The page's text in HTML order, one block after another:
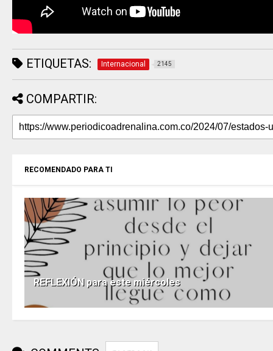
ETIQUETAS: Internacional 2145
COMPARTIR:
RECOMENDADO PARA TI
REFLEXIÓN para este miércoles